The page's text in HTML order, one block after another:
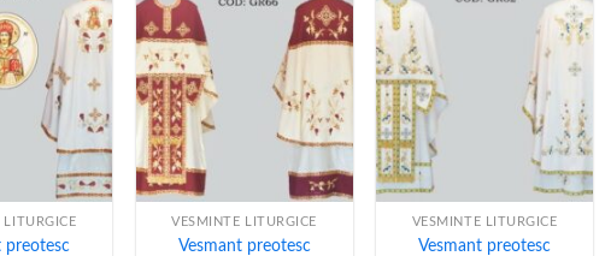
LITURGICE
preotesc
+
VESMINTE LITURGICE
Vesmant preotesc
+
VESMINTE LITURGICE
Vesmant preotesc